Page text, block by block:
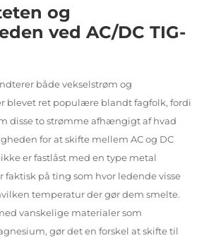
og
ved AC/DC TIG-
både vekselstrøm og
blevet ret populære blandt fagfolk, fordi
disse to strømme afhængigt af hvad
for at skifte mellem AC og DC
er fastlåst med en type metal
på ting som hvor ledende visse
temperatur der gør dem smelte.
vanskelige materialer som
gør det en forskel at skifte til